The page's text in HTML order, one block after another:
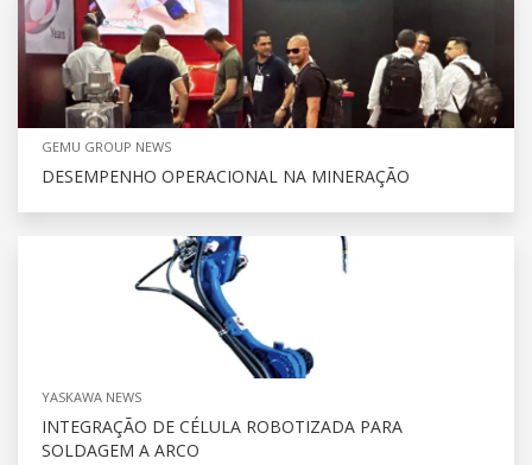
GEMU GROUP NEWS
DESEMPENHO OPERACIONAL NA MINERAÇÃO
YASKAWA NEWS
INTEGRAÇÃO DE CÉLULA ROBOTIZADA PARA
SOLDAGEM A ARCO